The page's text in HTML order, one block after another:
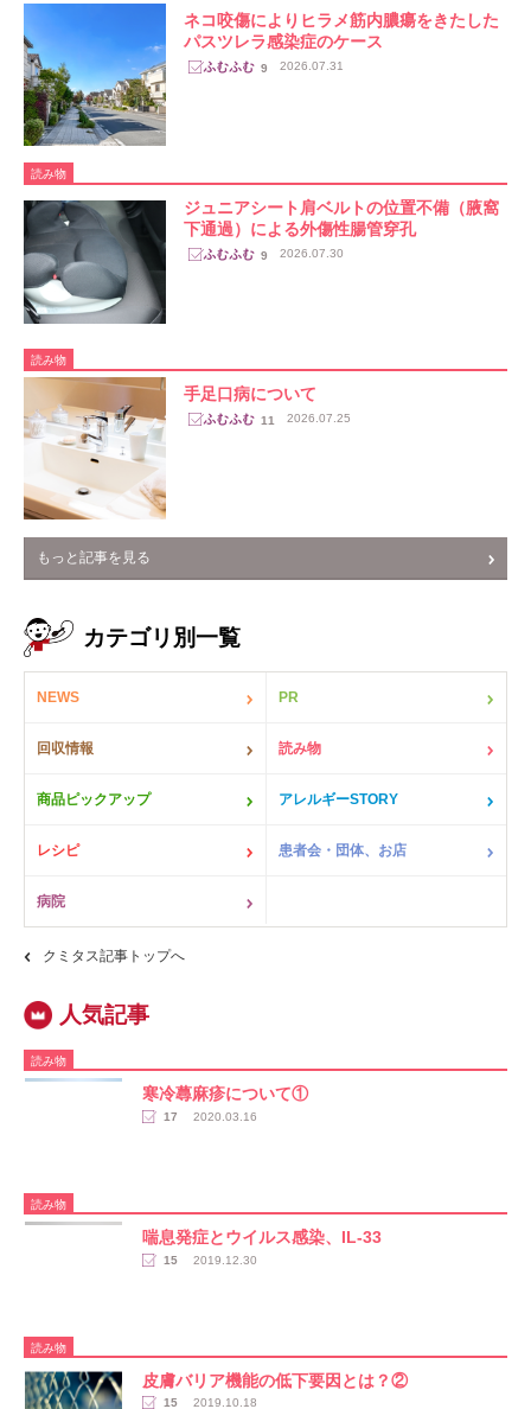
ネコ咬傷によりヒラメ筋内膿瘍をきたした
パスツレラ感染症のケース
9 2026.07.31
読み物
ジュニアシート肩ベルトの位置不備（腋窩
下通過）による外傷性腸管穿孔
9 2026.07.30
読み物
手足口病について
11 2026.07.25
もっと記事を見る
カテゴリ別一覧
NEWS PR
回収情報 読み物
商品ピックアップ アレルギーSTORY
レシピ 患者会・団体、お店
病院
クミタス記事トップへ
読み物
寒冷蕁麻疹について①
17 2020.03.16
読み物
喘息発症とウイルス感染、IL-33
15 2019.12.30
読み物
皮膚バリア機能の低下要因とは？②
15 2019.10.18